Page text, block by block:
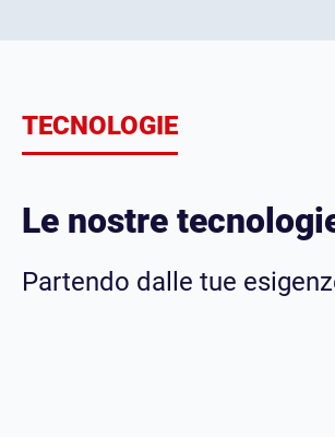
TECNOLOGIE
Le nostre
Partendo dalle tue